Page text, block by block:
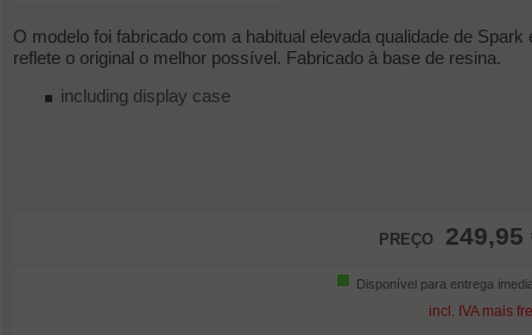
O modelo foi fabricado com a habitual elevada qualidade de Spark
reflete o original o melhor possível. Fabricado à base de resina.
including display case
PREÇO 249,95
Disponível para entrega
incl. IVA mais